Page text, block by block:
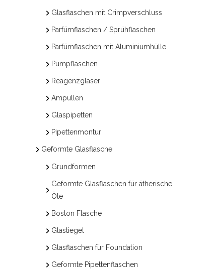
Glasflaschen mit Crimpverschluss
Parfümflaschen / Sprühflaschen
Parfümflaschen mit Aluminiumhülle
Pumpflaschen
Reagenzgläser
Ampullen
Glaspipetten
Pipettenmontur
Geformte Glasflasche
Grundformen
Geformte Glasflaschen für ätherische
Öle
Boston Flasche
Glastiegel
Glasflaschen für Foundation
Geformte Pipettenflaschen